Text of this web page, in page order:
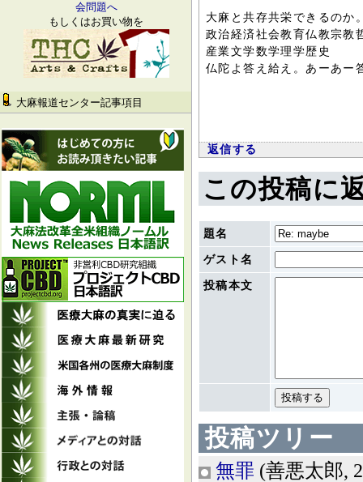
もしくはお買い物を
大麻報道センター記事項目
大麻と共存共栄できるのか
政治経済社会教育仏教宗教
産業文学数学理学歴史
仏陀よ答え給え。あーあ
返信する
この投稿に
題名
ゲスト名
投稿本文
投稿ツリー
無罪 (善悪太郎,